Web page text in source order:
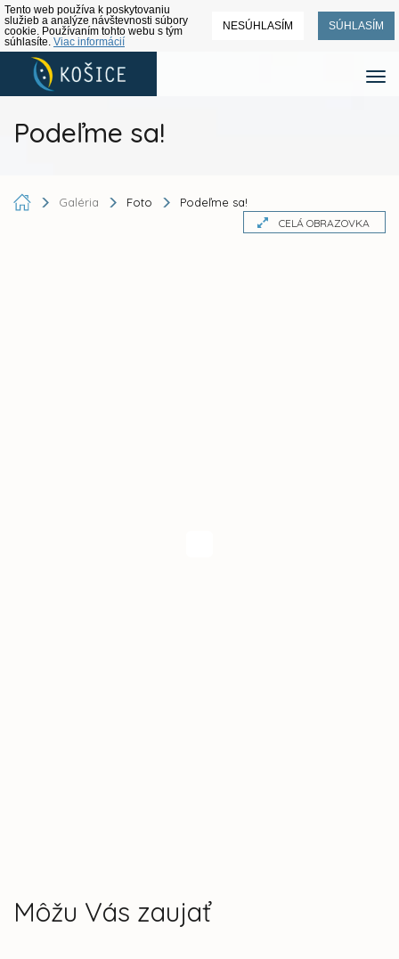
Tento web používa k poskytovaniu
služieb a analýze návštevnosti súbory
cookie. Používaním tohto webu s tým
súhlasíte. Viac informácií
NESÚHLASÍM SÚHLASÍM
Podeľme sa!
Galéria Foto Podeľme sa!
CELÁ OBRAZOVKA
Môžu Vás zaujať